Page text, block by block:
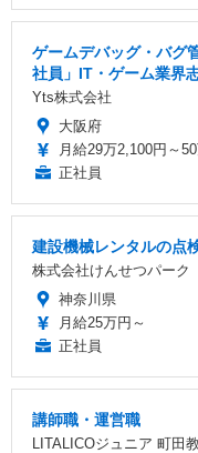
ゲームデバッグ・バグ
社員」IT・ゲーム業界
Yts株式会社
大阪府
月給29万2,100円～
正社員
建設機械レンタルの点
株式会社けんせつパーク
神奈川県
月給25万円～
正社員
講師職・運営職
LITALICOジュニア 町田